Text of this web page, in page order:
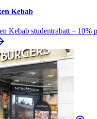
Kebab
Kebab studentrabatt – 10%